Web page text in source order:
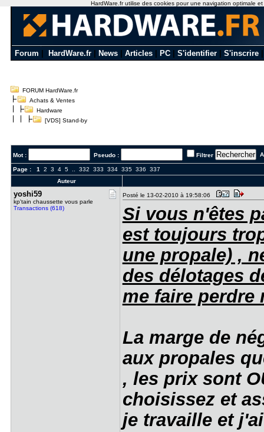
Forum HardWare.fr News Articles PC S'identifier S'inscrire
FORUM HardWare.fr
Achats & Ventes
Hardware
[VDS] Stand-by
Mot : Pseudo : Filtrer
Page : 1 2 3 4 5.. 332 333 334 335 336
337
Auteur
yoshi59
kp'tain chaussette vous parle
Transactions (618)
Posté le 13-02-2010 à 19:58:06
Si vous n'êtes
est toujours
une propale) ,
des délotages
me faire
La marge de
aux propales
, les prix sont
choisissez et
je travaille et
HardWare.fr utilise des cookies pour une navigation optimale